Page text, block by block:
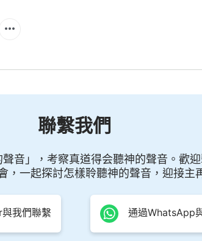
的人迷惑。對這些外表能講字句道理
遠離惡的人。對這些人的人性實質他
。人能有這樣的「認為」，這是什麽
行法，人自己采取的實行原則，還有
所注重的是深還是淺，是字句道理還
道的人也不知道，究其原因是因為人
來實行，而是抄近道，把自己認為的
聯繫我們
音」，考察真道得会聽神的聲音。歡
，一起探討怎樣聆聽神的聲音，迎接主
我們聯繫 通過WhatsApp